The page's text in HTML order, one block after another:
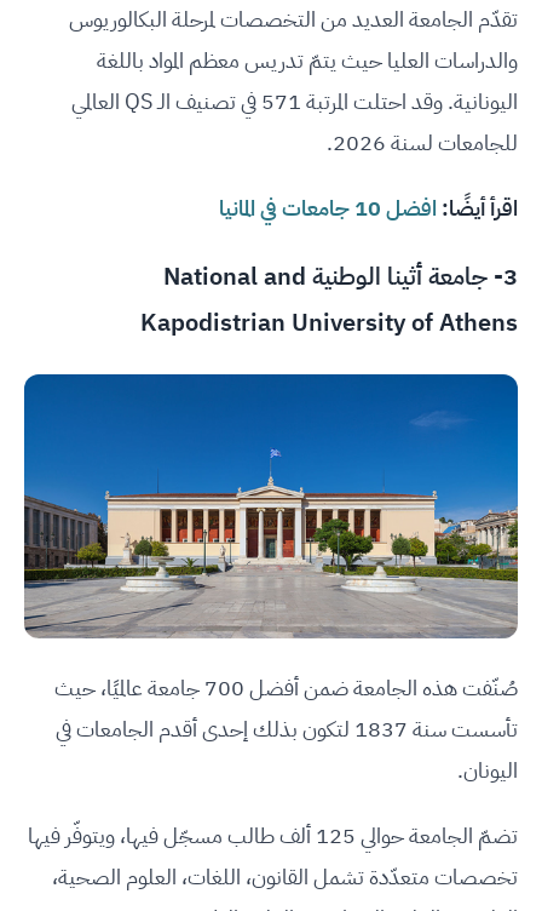
تقدّم الجامعة العديد من التخصصات لمرحلة البكالوريوس
والدراسات العليا حيث يتمّ تدريس معظم المواد باللغة
اليونانية. وقد احتلت المرتبة 571 في تصنيف الـ QS العالمي
للجامعات لسنة 2026.
اقرأ أيضًا: افضل 10 جامعات في المانيا
3-
جامعة أثينا الوطنية National and
Kapodistrian University of Athens
صُنّفت هذه الجامعة ضمن أفضل 700 جامعة عالميًا، حيث
تأسست سنة 1837 لتكون بذلك إحدى أقدم الجامعات في
اليونان.
تضمّ الجامعة حوالي 125 ألف طالب مسجّل فيها، ويتوفّر فيها
تخصصات متعدّدة تشمل القانون، اللغات، العلوم الصحية،